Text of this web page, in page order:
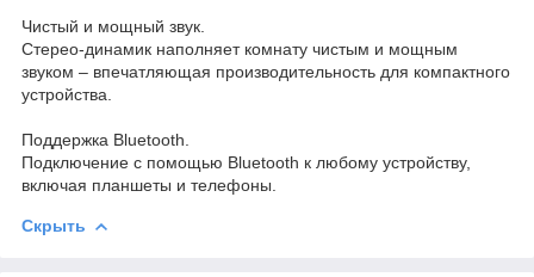
Чистый и мощный звук.
Стерео-динамик наполняет комнату чистым и мощным
звуком – впечатляющая производительность для компактного
устройства.
Поддержка Bluetooth.
Подключение с помощью Bluetooth к любому устройству,
включая планшеты и телефоны.
Скрыть